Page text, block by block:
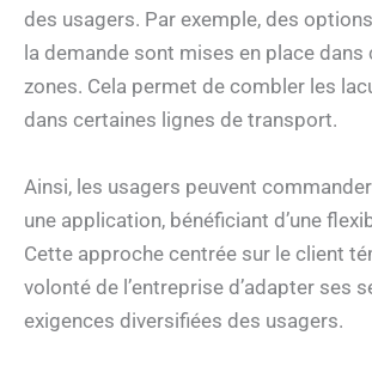
des usagers. Par exemple, des
la demande sont mises en place dans
zones. Cela permet de combler les
dans certaines lignes de transport.
Ainsi, les usagers peuvent
une application, bénéficiant d’une
Cette approche centrée sur le client
volonté de l’entreprise d’adapter ses
exigences diversifiées des usagers.